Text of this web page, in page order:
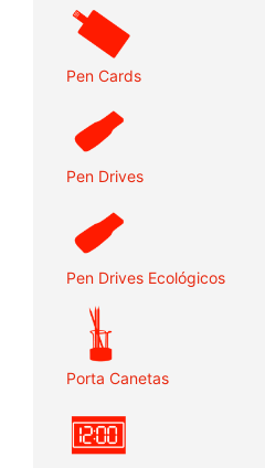
Pen Cards
Pen Drives
Pen Drives Ecológicos
Porta Canetas